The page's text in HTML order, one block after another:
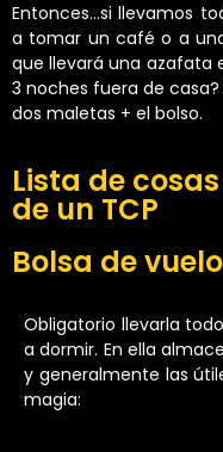
Entonces…si llevamos
a tomar un café o a
que llevará una azafata
3 noches fuera de
dos maletas + el bolso.
Lista de
de un TCP
Bolsa de vuelo
Obligatorio llevarla
a dormir. En ella
y generalmente las
magia: